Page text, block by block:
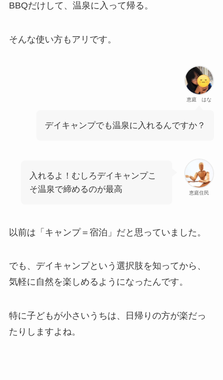
BBQだけして、温泉に入って帰る。
そんな使い方もアリです。
恵庭 はな
デイキャンプでも温泉に入れるんですか？
恵庭住民
入れるよ！むしろデイキャンプこ
そ温泉で締めるのが最高
以前は「キャンプ＝宿泊」だと思っていました。
でも、デイキャンプという選択肢を知ってから、
気軽に自然を楽しめるようになったんです。
特に子どもが小さいうちは、日帰りの方が楽だっ
たりしますよね。